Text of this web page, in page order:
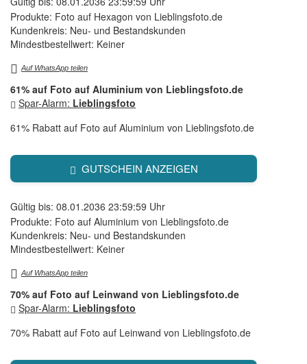
Produkte: Foto auf Hexagon von Lieblingsfoto.de
Kundenkreis: Neu- und Bestandskunden
Mindestbestellwert: Keiner
Auf WhatsApp teilen
61% auf Foto auf Aluminium von Lieblingsfoto.de
Spar-Alarm: Lieblingsfoto
61% Rabatt auf Foto auf Aluminium von Lieblingsfoto.de
GUTSCHEIN ANZEIGEN
Gültig bis: 08.01.2036 23:59:59 Uhr
Produkte: Foto auf Aluminium von Lieblingsfoto.de
Kundenkreis: Neu- und Bestandskunden
Mindestbestellwert: Keiner
Auf WhatsApp teilen
70% auf Foto auf Leinwand von Lieblingsfoto.de
Spar-Alarm: Lieblingsfoto
70% Rabatt auf Foto auf Leinwand von Lieblingsfoto.de